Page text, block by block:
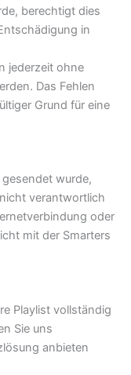
berechtigt dies
in
jederzeit ohne
Das Fehlen
Grund für eine
wurde,
verantwortlich
oder
mit der Smarters
Playlist vollständig
Sie uns
anbieten